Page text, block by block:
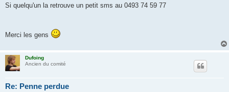
Si quelqu'un la retrouve un petit sms au 0493 74 59 77
Merci les gens
Dufoing
Ancien du comité
Re: Penne perdue